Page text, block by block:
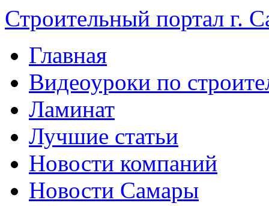
Строительный портал г.
Главная
Видеоуроки по
Ламинат
Лучшие статьи
Новости компаний
Новости Самары